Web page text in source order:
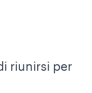
riunirsi per